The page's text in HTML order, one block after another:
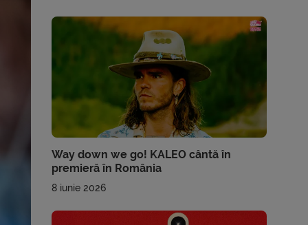
Way down we go! KALEO cântă în
premieră în România
8 iunie 2026